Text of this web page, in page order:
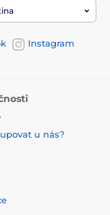
Instagram
u nás?